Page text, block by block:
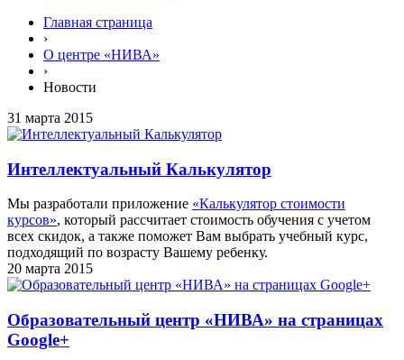
Главная страница
›
О центре «НИВА»
›
Новости
31 марта 2015
Интеллектуальный Калькулятор
Мы разработали приложение «Калькулятор стоимости
курсов», который рассчитает стоимость обучения с учетом
всех скидок, а также поможет Вам выбрать учебный курс,
подходящий по возрасту Вашему ребенку.
20 марта 2015
Образовательный центр «НИВА» на страницах
Google+